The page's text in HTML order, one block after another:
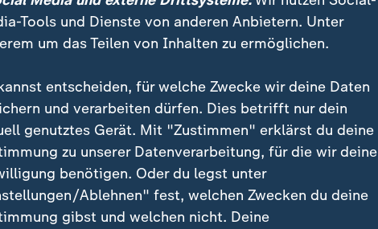
verantwortlich?:
zu Drohnen-
Ärzte ohne Grenzen
Massive Ebola-Ausbreitung
im Kongo
Tools und Dienste von anderen Anbietern. Unter
um das Teilen von Inhalten zu ermöglichen.
entscheiden, für welche Zwecke wir deine Daten
und verarbeiten dürfen. Dies betrifft nur dein
genutztes Gerät. Mit "Zustimmen" erklärst du deine
zu unserer Datenverarbeitung, für die wir deine
benötigen. Oder du legst unter
Ablehnen" fest, welchen Zwecken du deine
gibst und welchen nicht. Deine